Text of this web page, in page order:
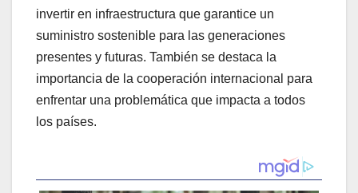
invertir en infraestructura que garantice un
suministro sostenible para las generaciones
presentes y futuras. También se destaca la
importancia de la cooperación internacional para
enfrentar una problemática que impacta a todos
los países.